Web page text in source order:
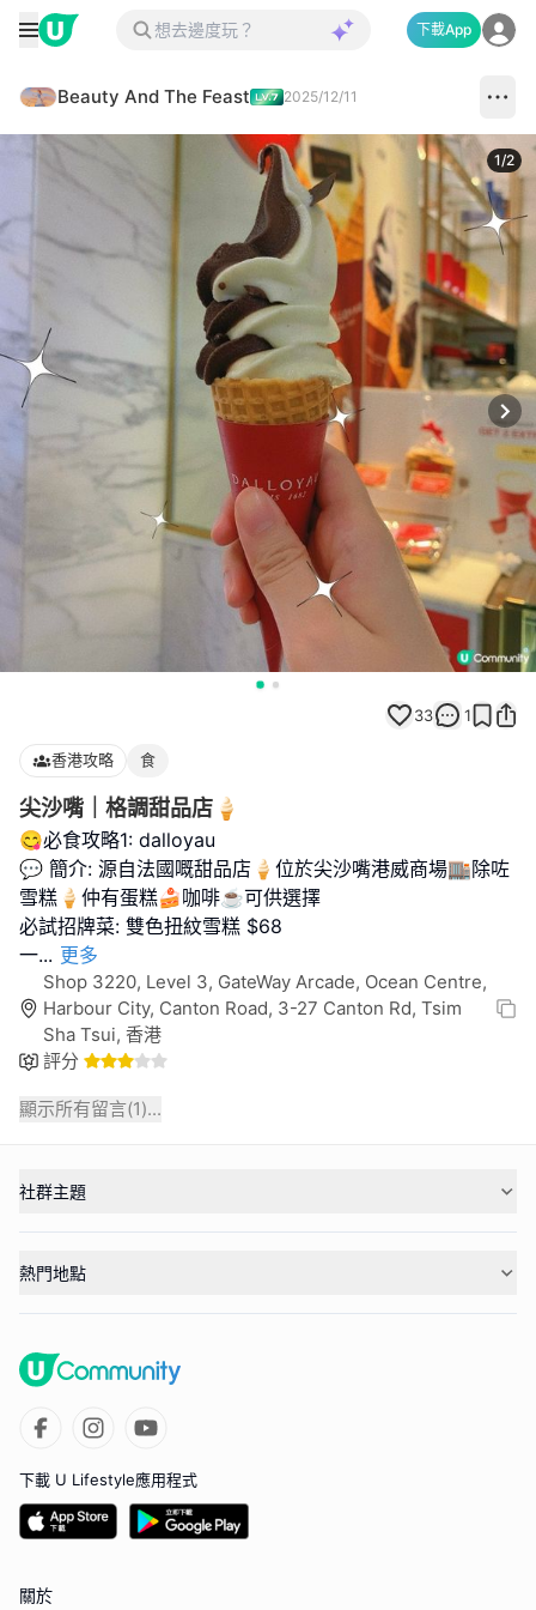
下載App
Beauty And The Feast 2025/12/11
1/2
33 1
香港攻略 食
尖沙嘴｜格調甜品店🍦
😋必食攻略1: dalloyau
💬 簡介: 源自法國嘅甜品店🍦位於尖沙嘴港威商場🏬除咗
雪糕🍦仲有蛋糕🍰咖啡☕️可供選擇
必試招牌菜: 雙色扭紋雪糕 $68
一... 更多
Shop 3220, Level 3, GateWay Arcade, Ocean Centre,
Harbour City, Canton Road, 3-27 Canton Rd, Tsim
Sha Tsui, 香港
評分
顯示所有留言(1)...
社群主題
熱門地點
下載 U Lifestyle應用程式
關於